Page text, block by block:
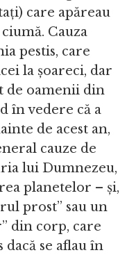
care apăreau
Cauza
pestis, care
la șoareci, dar
de oamenii din
în vedere că a
de acest an,
cauze de
lui Dumnezeu,
planetelor – și,
prost” sau un
din corp, care
se aflau în